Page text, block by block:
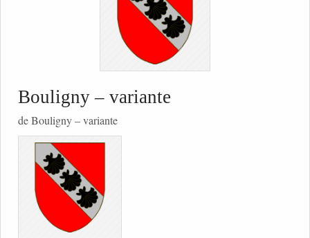
Bouligny – variante
de Bouligny – variante